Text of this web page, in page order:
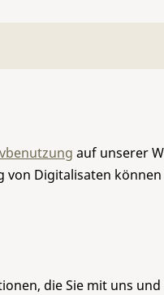
auf unserer
Digitalisaten
die Sie mit uns